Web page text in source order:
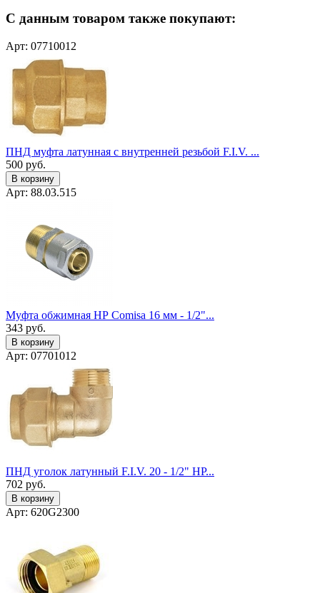
С данным товаром также покупают:
Арт: 07710012
ПНД муфта латунная с внутренней резьбой F.I.V. ...
500 руб.
В корзину
Арт: 88.03.515
Муфта обжимная НР Comisa 16 мм - 1/2"...
343 руб.
В корзину
Арт: 07701012
ПНД уголок латунный F.I.V. 20 - 1/2" НР...
702 руб.
В корзину
Арт: 620G2300